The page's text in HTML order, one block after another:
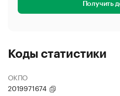
Получить
Коды статистики
ОКПО
2019971674